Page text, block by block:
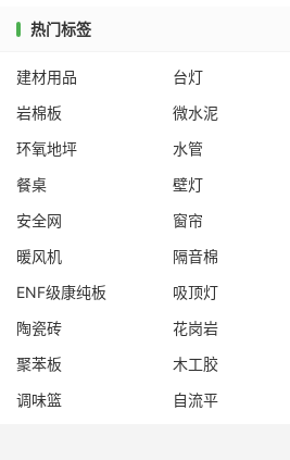
热门标签
建材用品 台灯
岩棉板
微水泥
环氧地坪
水管
餐桌
壁灯
安全网
窗帘
暖风机
隔音棉
ENF级康纯板
吸顶灯
陶瓷砖
花岗岩
聚苯板
木工胶
调味篮
自流平